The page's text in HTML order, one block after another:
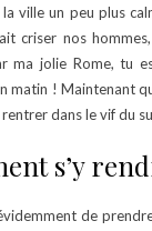
ville un peu plus
criser nos
ma jolie Rome, tu
matin ! Maintenant
dans le vif du
s’y
de